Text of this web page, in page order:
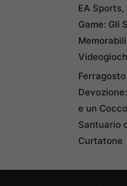
EA Sports,
Game: Gli
e un
Santuario
Curtatone